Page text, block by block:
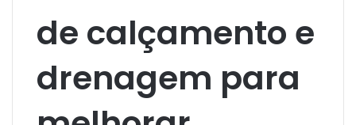
de calçamento e
drenagem para